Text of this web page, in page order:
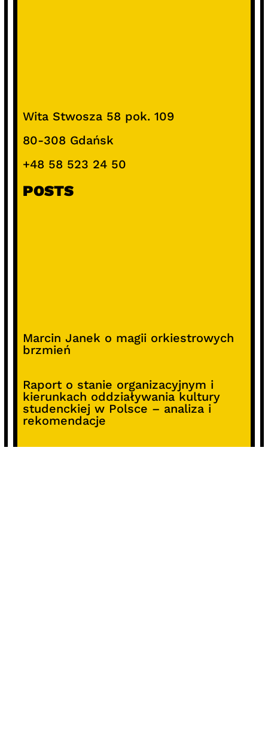
Wita Stwosza 58 pok. 109
80-308 Gdańsk
+48 58 523 24 50
POSTS
Marcin Janek o magii orkiestrowych
brzmień
Raport o stanie organizacyjnym i
kierunkach oddziaływania kultury
studenckiej w Polsce – analiza i
rekomendacje